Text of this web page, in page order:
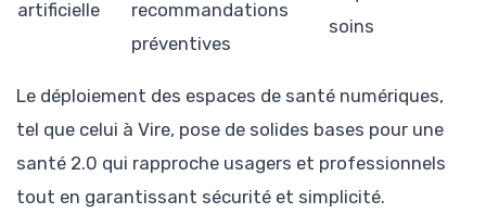
artificielle
recommandations
préventives
soins
Le déploiement des espaces de santé numériques,
tel que celui à Vire, pose de solides bases pour une
santé 2.0 qui rapproche usagers et professionnels
tout en garantissant sécurité et simplicité.